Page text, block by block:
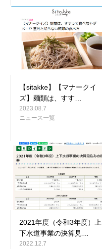
【sitakke】【マナークイ
ズ】麺類は、すす…
2023.08.7
ニュース一覧
2021年度（令和3年度）上
下水道事業の決算見…
2022.12.7